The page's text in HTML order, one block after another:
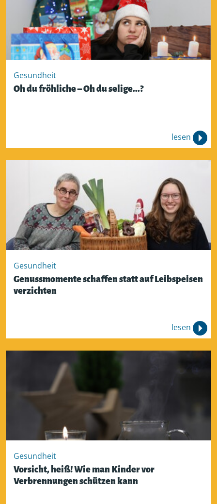
Gesundheit
Oh du fröhliche – Oh du selige...?
lesen
Gesundheit
Genussmomente schaffen statt auf Leibspeisen
verzichten
lesen
Gesundheit
Vorsicht, heiß! Wie man Kinder vor
Verbrennungen schützen kann